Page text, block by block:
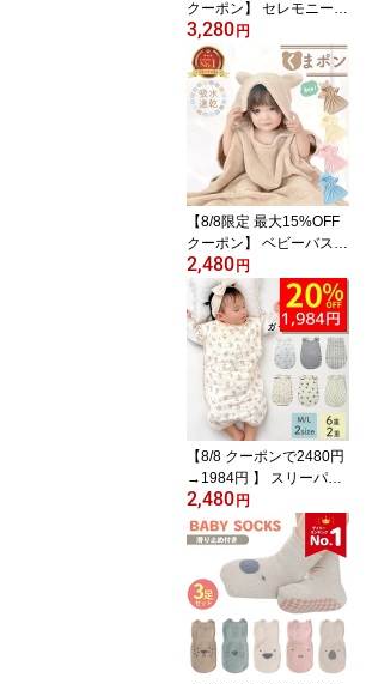
クーポン】 セレモニード
レス 男の子 新生児 女の
子 春 お宮参り 退院 夏用
ベビー ベビー服 夏 半袖
退院着 コットン 1歳 赤ち
ゃん 春夏 セレモニー 長
袖 ロンパース 前開き ワ
ッフルロンパース セット
帽子 ボンネット 子供服
3,280円
【8/8限定 最大15%OFF
クーポン】 ベビーバスロ
ーブ バスローブ ワンオ
ペ くまぽん 赤ちゃん く
まポン 出産祝い ベビー
ママ 育児 お風呂 速乾 バ
スポンチョ フード付き
バスタオル ポンチョ 男
の子 女の子 キッズバス
ローブ フード付きバスタ
オル
2,480円
【8/8 クーポンで2480円
→1984円 】 スリーパー
夏用 春 夏 ガーゼ キッズ
新生児 赤ちゃん 綿100 6
重 ブランケット ガーゼ
ケット 春夏 ベビー 小学
生 120cm 冬 130 2重ガ
ーゼ 春夏用 タオル 6重ガ
ーゼ 薄手 子供 3ヶ月 ベ
ビー服 男の子 女の子
2,480円